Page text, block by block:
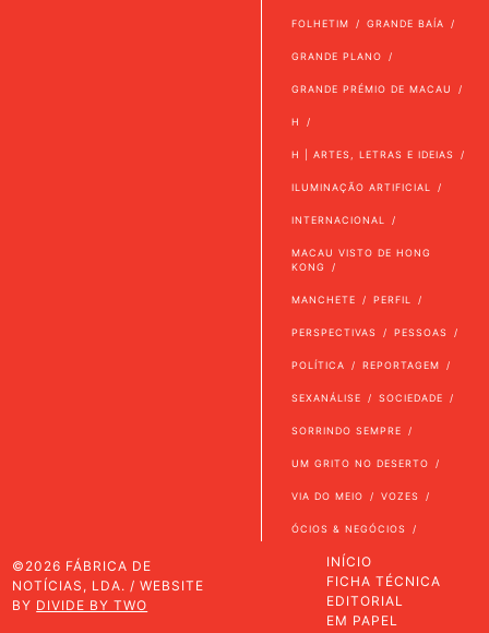
FOLHETIM GRANDE BAÍA
GRANDE PLANO
GRANDE PRÉMIO DE MACAU
H
H | ARTES, LETRAS E IDEIAS
ILUMINAÇÃO ARTIFICIAL
INTERNACIONAL
MACAU VISTO DE HONG
KONG
MANCHETE PERFIL
PERSPECTIVAS PESSOAS
POLÍTICA REPORTAGEM
SEXANÁLISE SOCIEDADE
SORRINDO SEMPRE
UM GRITO NO DESERTO
VIA DO MEIO VOZES
ÓCIOS & NEGÓCIOS
©2026 FÁBRICA DE
NOTÍCIAS, LDA. / WEBSITE
BY DIVIDE BY TWO
INÍCIO
FICHA TÉCNICA
EDITORIAL
EM PAPEL